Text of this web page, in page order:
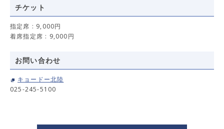
チケット
指定席 : 9,000円
着席指定席 : 9,000円
お問い合わせ
キョードー北陸
025-245-5100